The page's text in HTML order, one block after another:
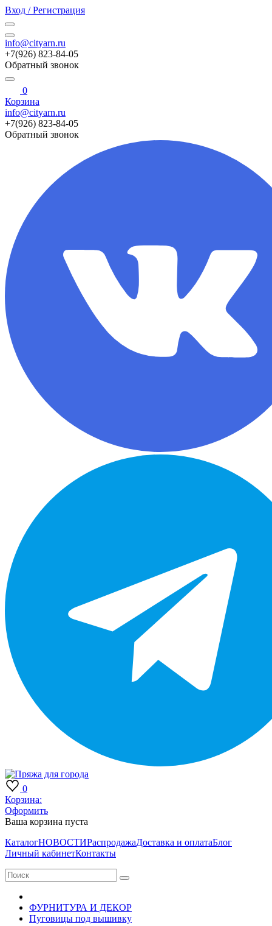
Вход / Регистрация
info@cityarn.ru
+7(926) 823-84-05
Обратный звонок
0
Корзина
info@cityarn.ru
+7(926) 823-84-05
Обратный звонок
0
Корзина:
Оформить
Ваша корзина пуста
КаталогНОВОСТИРаспродажаДоставка и оплатаБлог
Личный кабинетКонтакты
ФУРНИТУРА И ДЕКОР
Пуговицы под вышивку